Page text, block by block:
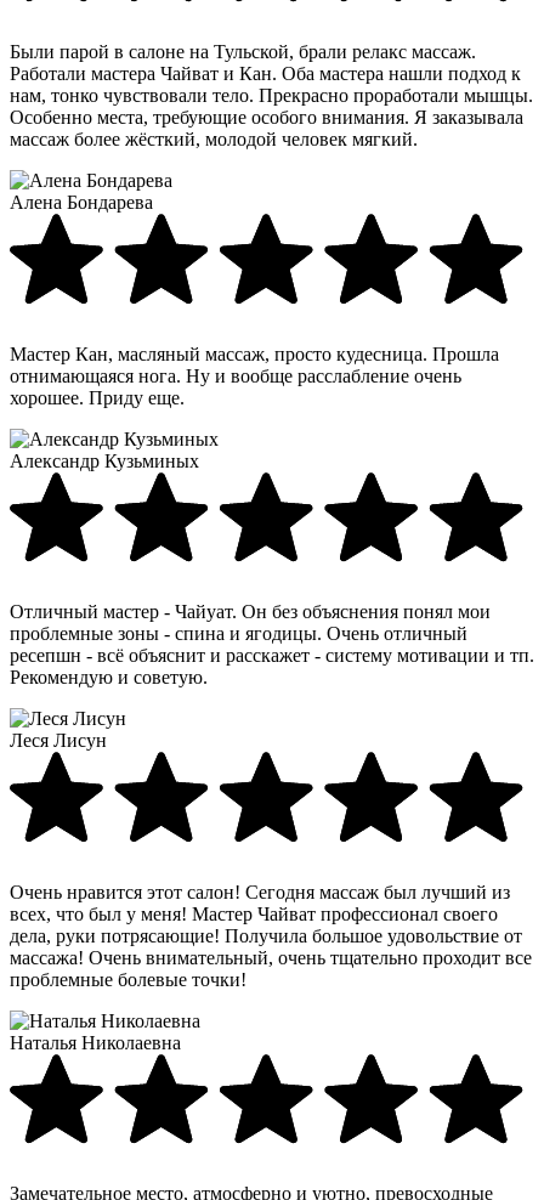
Были парой в салоне на Тульской, брали релакс массаж.
Работали мастера Чайват и Кан. Оба мастера нашли подход к
нам, тонко чувствовали тело. Прекрасно проработали мышцы.
Особенно места, требующие особого внимания. Я заказывала
массаж более жёсткий, молодой человек мягкий.
Алена Бондарева
Мастер Кан, масляный массаж, просто кудесница. Прошла
отнимающаяся нога. Ну и вообще расслабление очень
хорошее. Приду еще.
Александр Кузьминых
Отличный мастер - Чайуат. Он без объяснения понял мои
проблемные зоны - спина и ягодицы. Очень отличный
ресепшн - всё объяснит и расскажет - систему мотивации и тп.
Рекомендую и советую.
Леся Лисун
Очень нравится этот салон! Сегодня массаж был лучший из
всех, что был у меня! Мастер Чайват профессионал своего
дела, руки потрясающие! Получила большое удовольствие от
массажа! Очень внимательный, очень тщательно проходит все
проблемные болевые точки!
Наталья Николаевна
Замечательное место, атмосферно и уютно, превосходные